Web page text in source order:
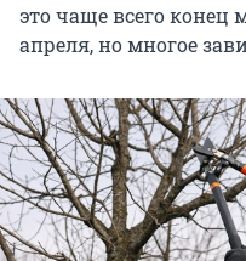
это чаще всего конец
апреля, но многое